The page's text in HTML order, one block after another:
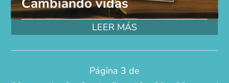
LEER MÁS
Página 3 de